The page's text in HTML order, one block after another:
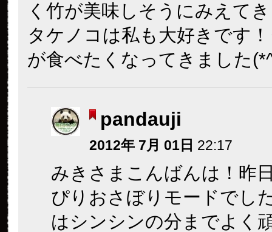
く竹が美味しそうにみえて
タケノコは私も大好きです
が食べたくなってきました
pandauji
2012年 7月 01日 22:17
みきさまこんばんは！昨
ぴりおさぼりモードでし
はシンシンの分までよく